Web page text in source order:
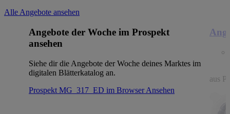
Alle Angebote ansehen
Angebote der Woche im Prospekt
ansehen
Siehe dir die Angebote der Woche deines Marktes im
digitalen Blätterkatalog an.
Prospekt MG_317_ED im BrowserAnsehen
aus